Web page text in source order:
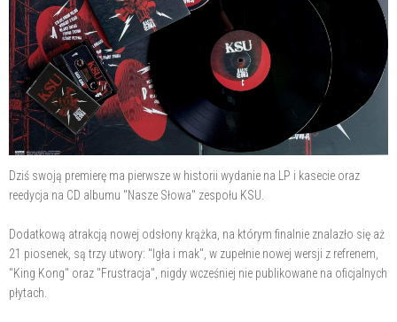
Dziś swoją premierę ma pierwsze w historii wydanie na LP i kasecie oraz
reedycja na CD albumu "Nasze Słowa" zespołu KSU.
Dodatkową atrakcją nowej odsłony krążka, na którym finalnie znalazło się aż
21 piosenek, są trzy utwory: "Igła i mak", w zupełnie nowej wersji z refrenem,
"King Kong" oraz "Frustracja", nigdy wcześniej nie publikowane na oficjalnych
płytach.